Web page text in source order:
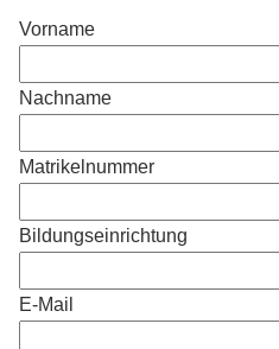
Vorname
Nachname
Matrikelnummer
Bildungseinrichtung
E-Mail